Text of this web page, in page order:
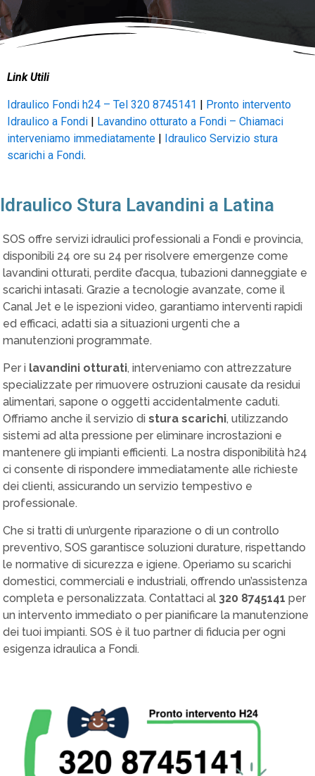
Link Utili
Idraulico Fondi h24 – Tel 320 8745141 | Pronto intervento
Idraulico a Fondi | Lavandino otturato a Fondi – Chiamaci
interveniamo immediatamente | Idraulico Servizio stura
scarichi a Fondi.
Idraulico Stura Lavandini a Latina
SOS offre servizi idraulici professionali a Fondi e provincia,
disponibili 24 ore su 24 per risolvere emergenze come
lavandini otturati, perdite d’acqua, tubazioni danneggiate e
scarichi intasati. Grazie a tecnologie avanzate, come il
Canal Jet e le ispezioni video, garantiamo interventi rapidi
ed efficaci, adatti sia a situazioni urgenti che a
manutenzioni programmate.
Per i lavandini otturati, interveniamo con attrezzature
specializzate per rimuovere ostruzioni causate da residui
alimentari, sapone o oggetti accidentalmente caduti.
Offriamo anche il servizio di stura scarichi, utilizzando
sistemi ad alta pressione per eliminare incrostazioni e
mantenere gli impianti efficienti. La nostra disponibilità h24
ci consente di rispondere immediatamente alle richieste
dei clienti, assicurando un servizio tempestivo e
professionale.
Che si tratti di un’urgente riparazione o di un controllo
preventivo, SOS garantisce soluzioni durature, rispettando
le normative di sicurezza e igiene. Operiamo su scarichi
domestici, commerciali e industriali, offrendo un’assistenza
completa e personalizzata. Contattaci al 320 8745141 per
un intervento immediato o per pianificare la manutenzione
dei tuoi impianti. SOS è il tuo partner di fiducia per ogni
esigenza idraulica a Fondi.